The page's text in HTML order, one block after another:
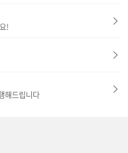
!
해드립니다